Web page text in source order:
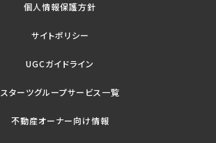
個人情報保護方針
サイトポリシー
UGCガイドライン
スターツグループサービス一覧
不動産オーナー向け情報